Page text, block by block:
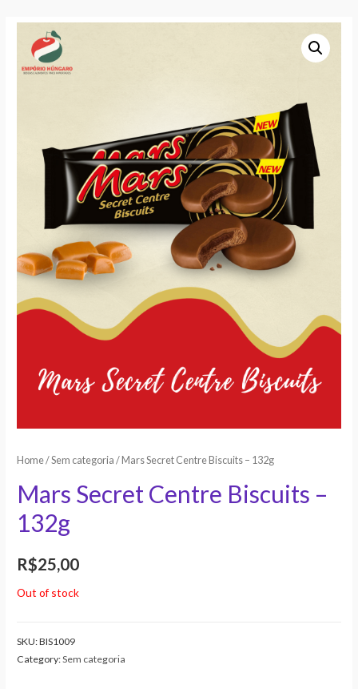
Home/Sem categoria / Mars Secret Centre Biscuits – 132g
Mars Secret Centre Biscuits –
132g
R$25,00
Out of stock
SKU:BIS1009
Category:Sem categoria